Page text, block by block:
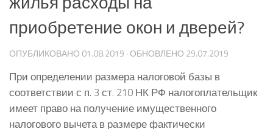
приобретение окон и дверей?
ОПУБЛИКОВАНО 01.08.2019 · ОБНОВЛЕНО 29.07.2019
При определении размера налоговой базы в
соответствии с п. 3 ст. 210 НК РФ налогоплательщик
имеет право на получение имущественного
налогового вычета в размере фактически